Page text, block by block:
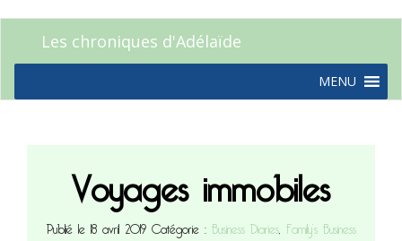
Les chroniques d'Adélaïde
MENU
Voyages immobiles
Publié le 18 avril 2019Catégorie :Business Diaries, Family’s Business